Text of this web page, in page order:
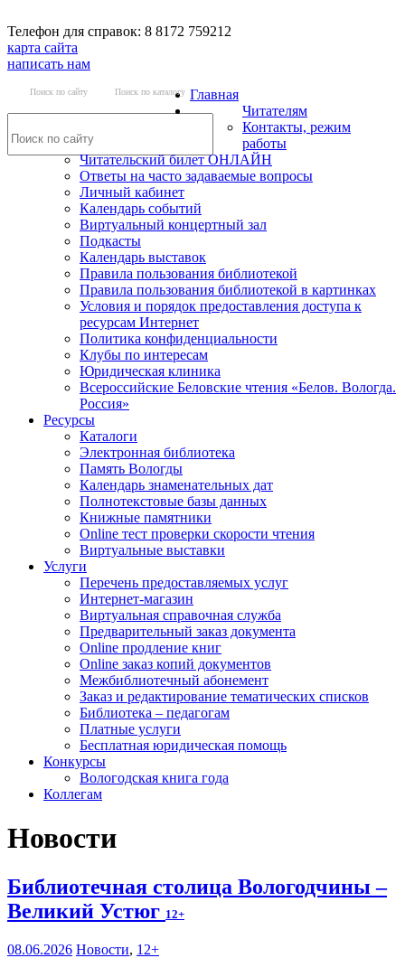
Телефон для справок: 8 8172 759212
карта сайта
написать нам
Поиск по сайту Поиск по каталогу Главная
Читателям
Контакты, режим
работы
Читательский билет ОНЛАЙН
Ответы на часто задаваемые вопросы
Личный кабинет
Календарь событий
Виртуальный концертный зал
Подкасты
Календарь выставок
Правила пользования библиотекой
Правила пользования библиотекой в картинках
Условия и порядок предоставления доступа к
ресурсам Интернет
Политика конфиденциальности
Клубы по интересам
Юридическая клиника
Всероссийские Беловские чтения «Белов. Вологда.
Россия»
Ресурсы
Каталоги
Электронная библиотека
Память Вологды
Календарь знаменательных дат
Полнотекстовые базы данных
Книжные памятники
Online тест проверки скорости чтения
Виртуальные выставки
Услуги
Перечень предоставляемых услуг
Интернет-магазин
Виртуальная справочная служба
Предварительный заказ документа
Online продление книг
Online заказ копий документов
Межбиблиотечный абонемент
Заказ и редактирование тематических списков
Библиотека – педагогам
Платные услуги
Бесплатная юридическая помощь
Конкурсы
Вологодская книга года
Коллегам
Новости
Библиотечная столица Вологодчины –
Великий Устюг 12+
08.06.2026 Новости, 12+